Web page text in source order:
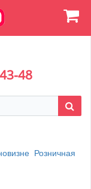
48
Розничная